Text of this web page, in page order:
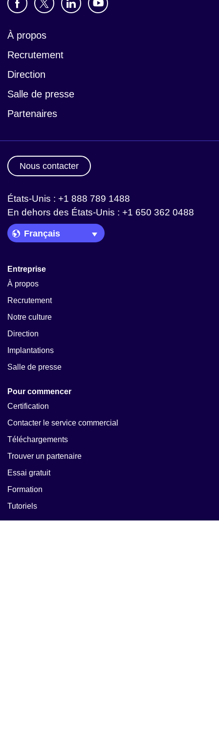
À propos
Recrutement
Direction
Salle de presse
Partenaires
Nous contacter
États-Unis : +1 888 789 1488
En dehors des États-Unis : +1 650 362 0488
Language Picker
Entreprise
À propos
Recrutement
Notre culture
Direction
Implantations
Salle de presse
Pour commencer
Certification
Contacter le service commercial
Téléchargements
Trouver un partenaire
Essai gratuit
Formation
Tutoriels